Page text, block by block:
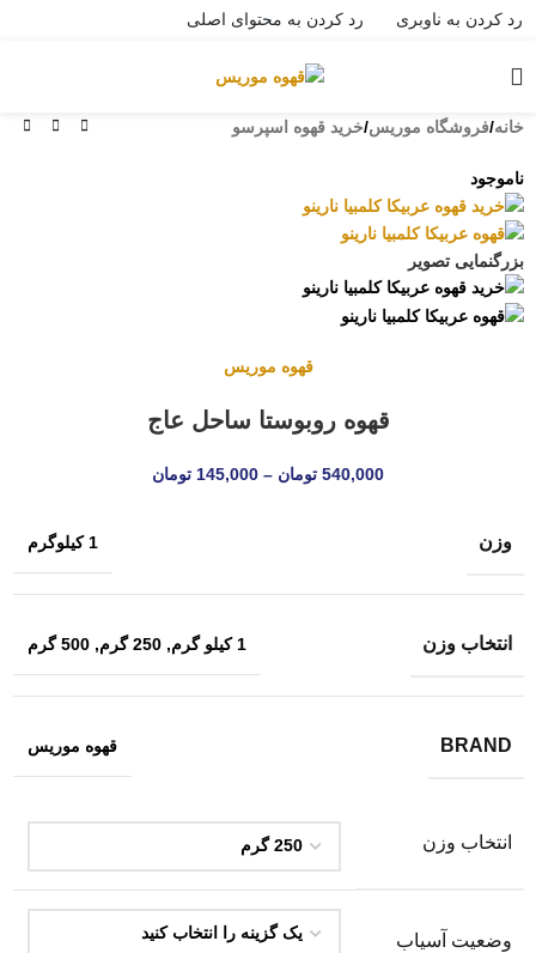
رد کردن به ناوبری رد کردن به محتوای اصلی
خانه/فروشگاه موریس/خرید قهوه اسپرسو
ناموجود
بزرگنمایی تصویر
قهوه موریس
قهوه روبوستا ساحل عاج
540,000 تومان –
145,000 تومان
وزن 1 کیلوگرم
انتخاب وزن 1 کیلو گرم ,250 گرم ,500 گرم
BRAND قهوه موریس
انتخاب وزن
وضعیت آسیاب